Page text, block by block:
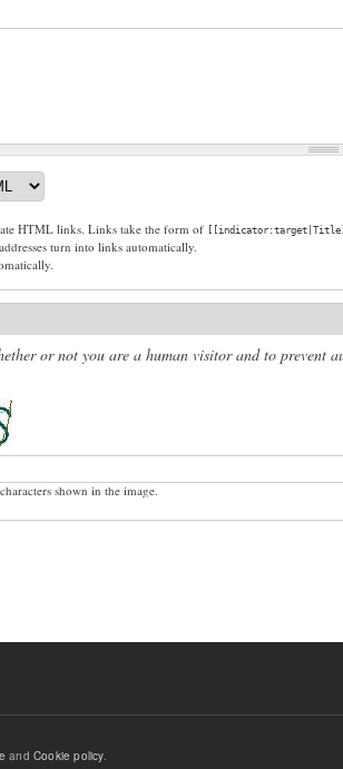
HTML links. Links take the form of
turn into links automatically.
or not you are a human visitor and to prevent
shown in the image.
andCookie policy.